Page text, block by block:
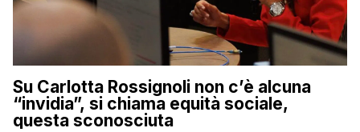
Su Carlotta Rossignoli non c’è alcuna
“invidia”, si chiama equità sociale,
questa sconosciuta